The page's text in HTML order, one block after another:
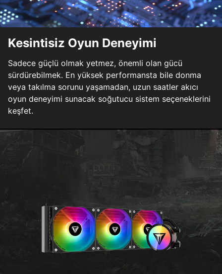
Kesintisiz Oyun Deneyimi
Sadece güçlü olmak yetmez, önemli olan gücü
sürdürebilmek. En yüksek performansta bile donma
veya takılma sorunu yaşamadan, uzun saatler akıcı
oyun deneyimi sunacak soğutucu sistem seçeneklerini
keşfet.